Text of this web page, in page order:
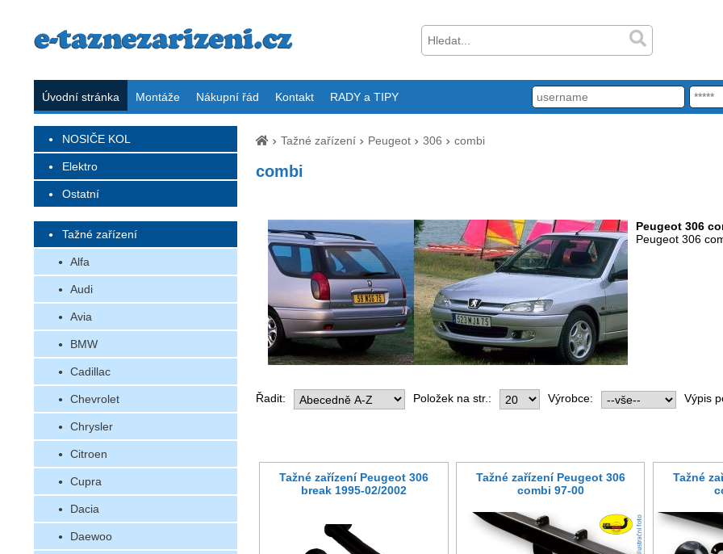
Úvodní stránka Montáže Nákupní řád Kontakt RADY a TIPY
NOSIČE KOL
Elektro
Ostatní
Tažné zařízení
Alfa
Audi
Avia
BMW
Cadillac
Chevrolet
Chrysler
Citroen
Cupra
Dacia
Daewoo
Tažné zařízení Peugeot 306 combi
combi
Peugeot 306
Peugeot 306
Řadit: Položek na str.: Výrobce: Výpis
Tažné zařízení Peugeot 306
break 1995-02/2002
Tažné zařízení Peugeot 306
combi 97-00
Tažné